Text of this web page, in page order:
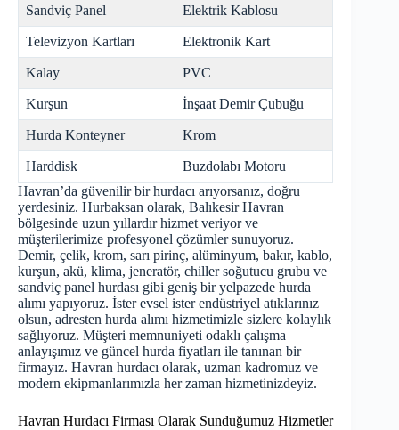
Sandviç Panel Elektrik Kablosu
Televizyon Kartları Elektronik Kart
Kalay PVC
Kurşun İnşaat Demir Çubuğu
Hurda Konteyner Krom
Harddisk
Buzdolabı Motoru
Havran’da güvenilir bir hurdacı arıyorsanız, doğru
yerdesiniz. Hurbaksan olarak, Balıkesir Havran
bölgesinde uzun yıllardır hizmet veriyor ve
müşterilerimize profesyonel çözümler sunuyoruz.
Demir, çelik, krom, sarı pirinç, alüminyum, bakır, kablo,
kurşun, akü, klima, jeneratör, chiller soğutucu grubu ve
sandviç panel hurdası gibi geniş bir yelpazede hurda
alımı yapıyoruz. İster evsel ister endüstriyel atıklarınız
olsun, adresten hurda alımı hizmetimizle sizlere kolaylık
sağlıyoruz. Müşteri memnuniyeti odaklı çalışma
anlayışımız ve güncel hurda fiyatları ile tanınan bir
firmayız. Havran hurdacı olarak, uzman kadromuz ve
modern ekipmanlarımızla her zaman hizmetinizdeyiz.
Havran Hurdacı Firması Olarak Sunduğumuz Hizmetler